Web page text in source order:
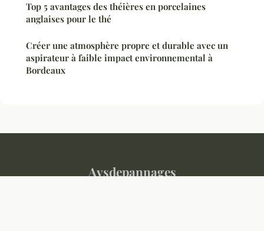
Top 5 avantages des théières en porcelaines
anglaises pour le thé
Créer une atmosphère propre et durable avec un
aspirateur à faible impact environnemental à
Bordeaux
Avsdepannages